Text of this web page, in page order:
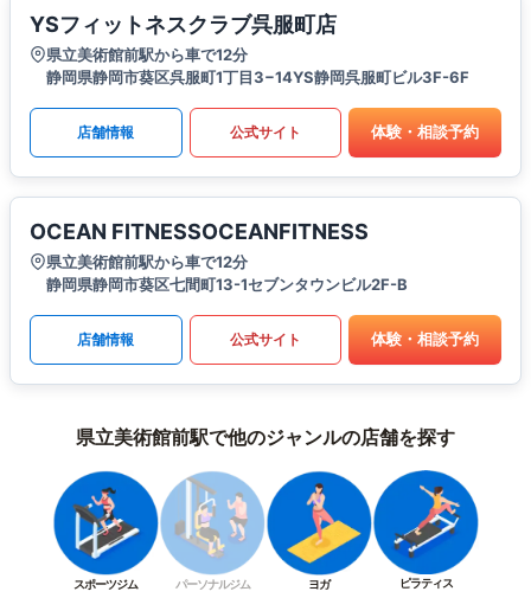
YSフィットネスクラブ呉服町店
県立美術館前駅から車で12分
静岡県静岡市葵区呉服町1丁目3−14YS静岡呉服町ビル3F-6F
店舗情報 公式サイト 体験・相談予約
OCEAN FITNESSOCEANFITNESS
県立美術館前駅から車で12分
静岡県静岡市葵区七間町13-1セブンタウンビル2F-B
店舗情報 公式サイト 体験・相談予約
県立美術館前駅で他のジャンルの店舗を探す
スポーツジム パーソナルジム ヨガ ピラティス